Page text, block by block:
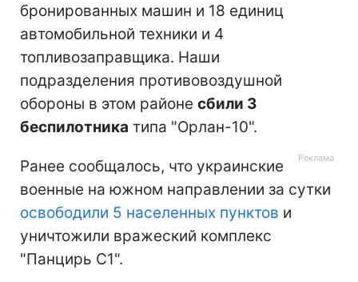
бронированных машин и 18 единиц
автомобильной техники и 4
топливозаправщика. Наши
подразделения противовоздушной
обороны в этом районе сбили 3
беспилотника типа "Орлан-10".
Ранее сообщалось, что украинские
военные на южном направлении за сутки
освободили 5 населенных пунктов и
уничтожили вражеский комплекс
"Панцирь С1".